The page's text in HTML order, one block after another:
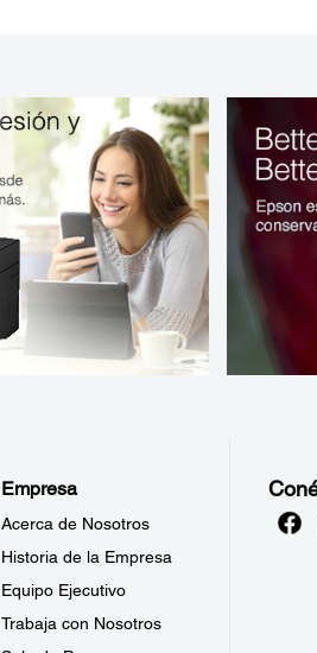
Empresa
Acerca de Nosotros
Historia de la Empresa
Equipo Ejecutivo
Trabaja con Nosotros